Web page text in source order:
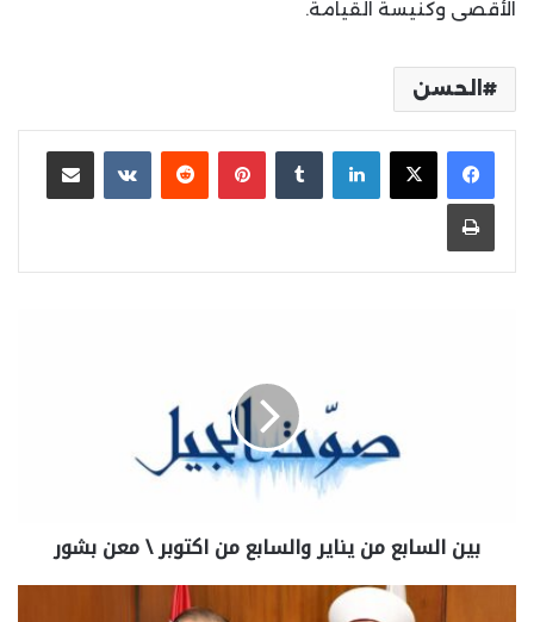
الأقصى وكنيسة القيامة.
الحسن
لينكدإن بينتيريست مشاركة عبر البريد
طباعة
بين السابع من يناير والسابع من اكتوبر \ معن بشور